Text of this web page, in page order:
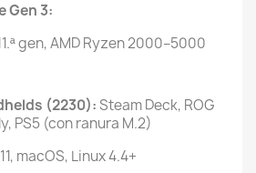
Gen 3:
gen, AMD Ryzen 2000–5000
(2230):Steam Deck, ROG
PS5 (con ranura M.2)
macOS, Linux 4.4+